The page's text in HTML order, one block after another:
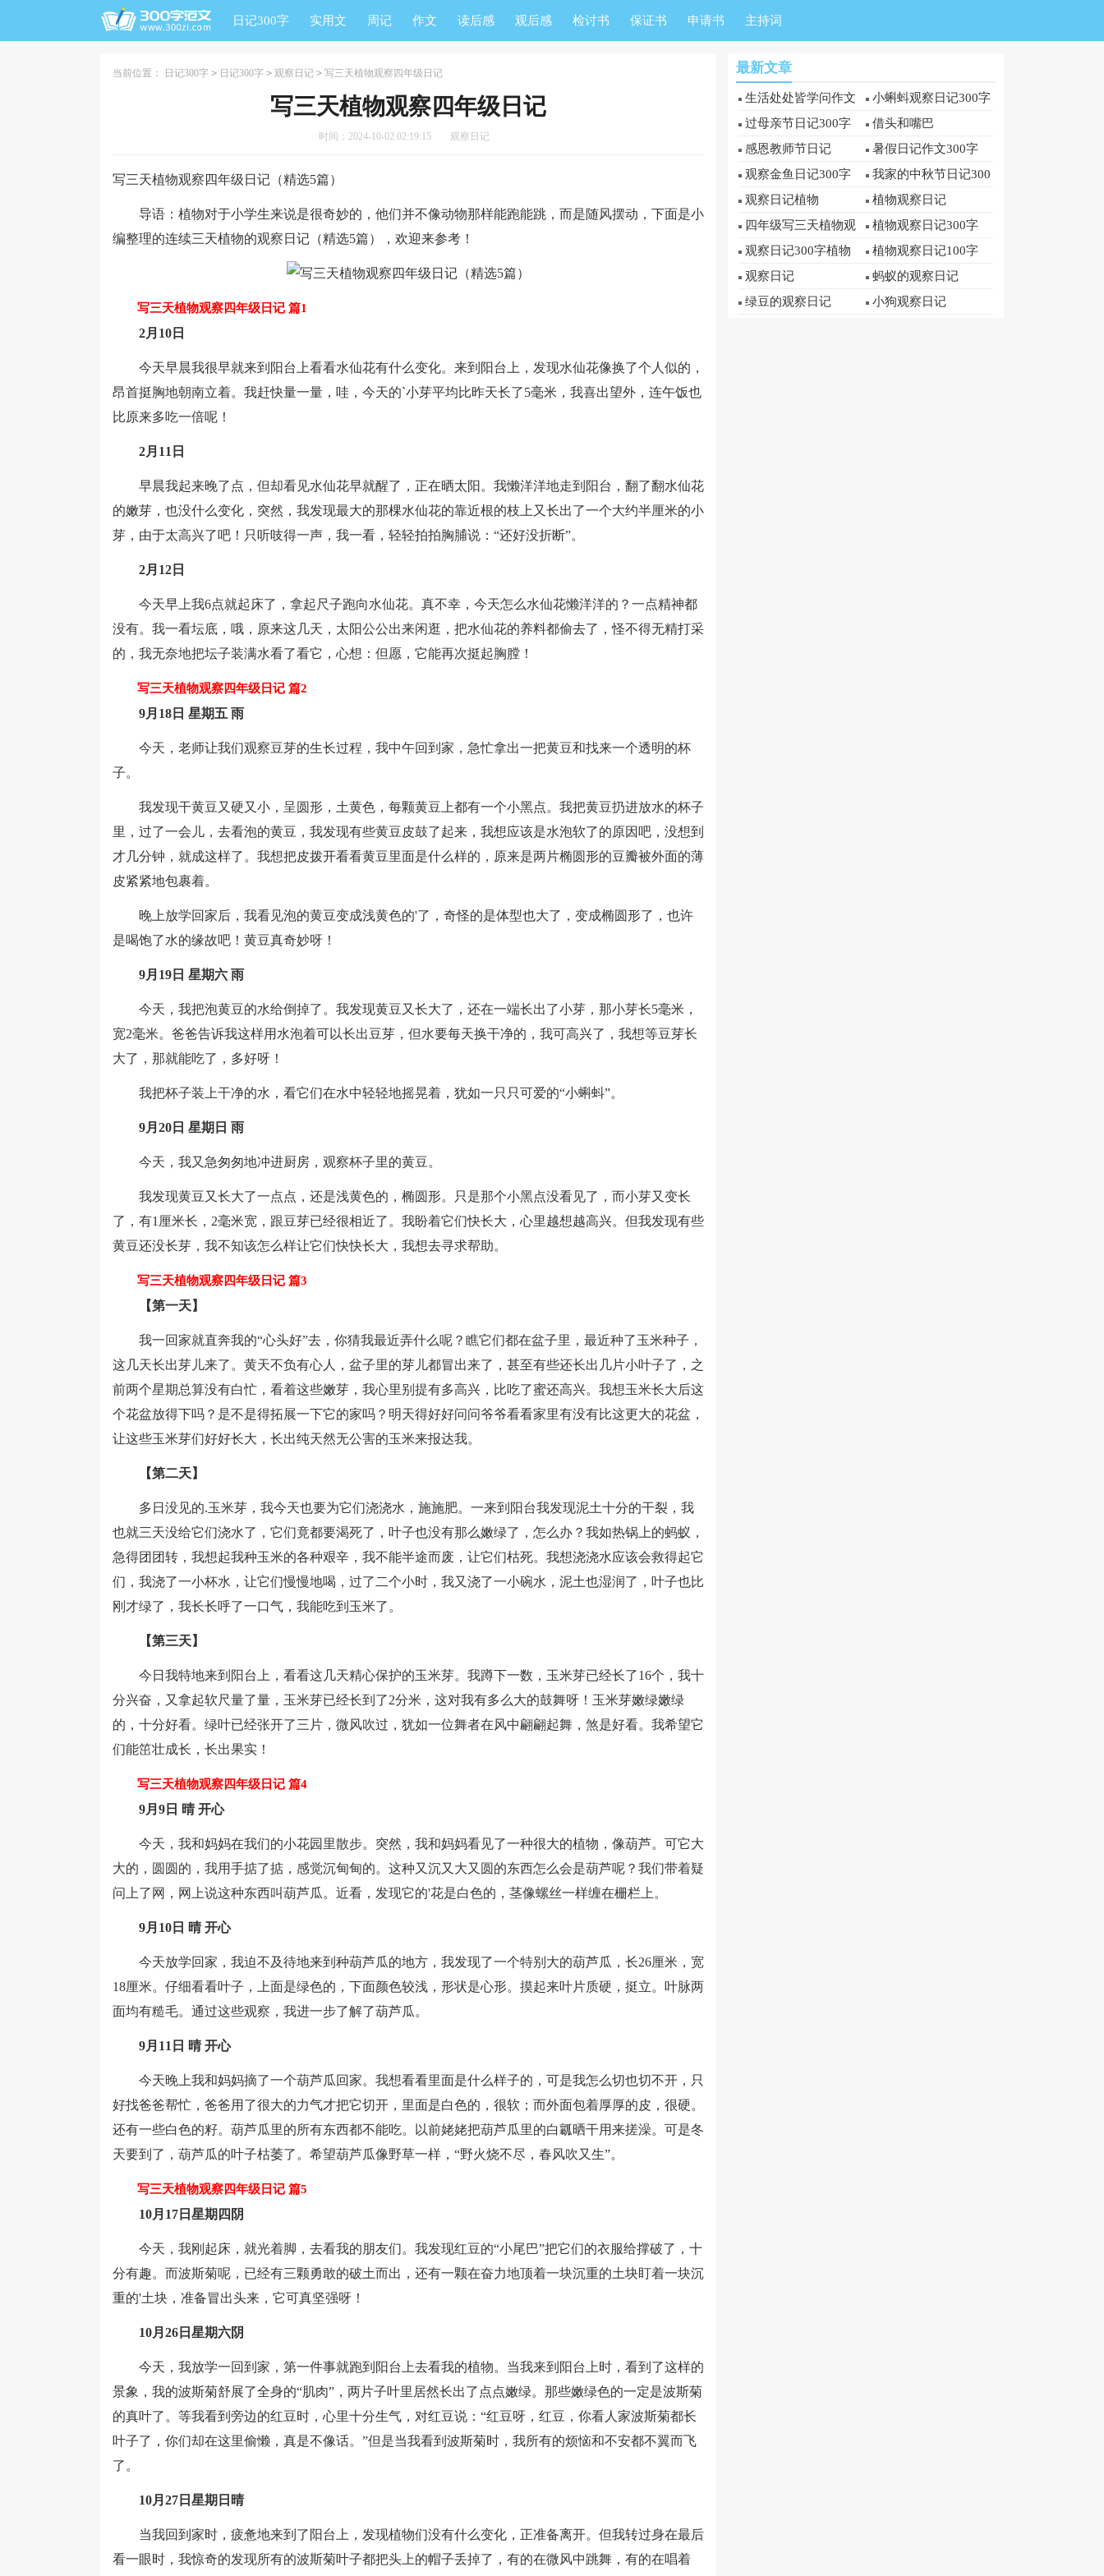
日记300字 实用文 周记 作文 读后感 观后感 检讨书 保证书 申请书 主持词
当前位置： 日记300字 > 日记300字 > 观察日记 > 写三天植物观察四年级日记
写三天植物观察四年级日记
时间：2024-10-02 02:19:15 观察日记
写三天植物观察四年级日记（精选5篇）
导语：植物对于小学生来说是很奇妙的，他们并不像动物那样能跑能跳，而是随风摆动，下面是小
编整理的连续三天植物的观察日记（精选5篇），欢迎来参考！
写三天植物观察四年级日记 篇1
2月10日
今天早晨我很早就来到阳台上看看水仙花有什么变化。来到阳台上，发现水仙花像换了个人似的，
昂首挺胸地朝南立着。我赶快量一量，哇，今天的`小芽平均比昨天长了5毫米，我喜出望外，连午饭也
比原来多吃一倍呢！
2月11日
早晨我起来晚了点，但却看见水仙花早就醒了，正在晒太阳。我懒洋洋地走到阳台，翻了翻水仙花
的嫩芽，也没什么变化，突然，我发现最大的那棵水仙花的靠近根的枝上又长出了一个大约半厘米的小
芽，由于太高兴了吧！只听吱得一声，我一看，轻轻拍拍胸脯说：“还好没折断”。
2月12日
今天早上我6点就起床了，拿起尺子跑向水仙花。真不幸，今天怎么水仙花懒洋洋的？一点精神都
没有。我一看坛底，哦，原来这几天，太阳公公出来闲逛，把水仙花的养料都偷去了，怪不得无精打采
的，我无奈地把坛子装满水看了看它，心想：但愿，它能再次挺起胸膛！
写三天植物观察四年级日记 篇2
9月18日 星期五 雨
今天，老师让我们观察豆芽的生长过程，我中午回到家，急忙拿出一把黄豆和找来一个透明的杯
子。
我发现干黄豆又硬又小，呈圆形，土黄色，每颗黄豆上都有一个小黑点。我把黄豆扔进放水的杯子
里，过了一会儿，去看泡的黄豆，我发现有些黄豆皮鼓了起来，我想应该是水泡软了的原因吧，没想到
才几分钟，就成这样了。我想把皮拨开看看黄豆里面是什么样的，原来是两片椭圆形的豆瓣被外面的薄
皮紧紧地包裹着。
晚上放学回家后，我看见泡的黄豆变成浅黄色的'了，奇怪的是体型也大了，变成椭圆形了，也许
是喝饱了水的缘故吧！黄豆真奇妙呀！
9月19日 星期六 雨
今天，我把泡黄豆的水给倒掉了。我发现黄豆又长大了，还在一端长出了小芽，那小芽长5毫米，
宽2毫米。爸爸告诉我这样用水泡着可以长出豆芽，但水要每天换干净的，我可高兴了，我想等豆芽长
大了，那就能吃了，多好呀！
我把杯子装上干净的水，看它们在水中轻轻地摇晃着，犹如一只只可爱的“小蝌蚪”。
9月20日 星期日 雨
今天，我又急匆匆地冲进厨房，观察杯子里的黄豆。
我发现黄豆又长大了一点点，还是浅黄色的，椭圆形。只是那个小黑点没看见了，而小芽又变长
了，有1厘米长，2毫米宽，跟豆芽已经很相近了。我盼着它们快长大，心里越想越高兴。但我发现有些
黄豆还没长芽，我不知该怎么样让它们快快长大，我想去寻求帮助。
写三天植物观察四年级日记 篇3
【第一天】
我一回家就直奔我的“心头好”去，你猜我最近弄什么呢？瞧它们都在盆子里，最近种了玉米种子，
这几天长出芽儿来了。黄天不负有心人，盆子里的芽儿都冒出来了，甚至有些还长出几片小叶子了，之
前两个星期总算没有白忙，看着这些嫩芽，我心里别提有多高兴，比吃了蜜还高兴。我想玉米长大后这
个花盆放得下吗？是不是得拓展一下它的家吗？明天得好好问问爷爷看看家里有没有比这更大的花盆，
让这些玉米芽们好好长大，长出纯天然无公害的玉米来报达我。
【第二天】
多日没见的.玉米芽，我今天也要为它们浇浇水，施施肥。一来到阳台我发现泥土十分的干裂，我
也就三天没给它们浇水了，它们竟都要渴死了，叶子也没有那么嫩绿了，怎么办？我如热锅上的蚂蚁，
急得团团转，我想起我种玉米的各种艰辛，我不能半途而废，让它们枯死。我想浇浇水应该会救得起它
们，我浇了一小杯水，让它们慢慢地喝，过了二个小时，我又浇了一小碗水，泥土也湿润了，叶子也比
刚才绿了，我长长呼了一口气，我能吃到玉米了。
【第三天】
今日我特地来到阳台上，看看这几天精心保护的玉米芽。我蹲下一数，玉米芽已经长了16个，我十
分兴奋，又拿起软尺量了量，玉米芽已经长到了2分米，这对我有多么大的鼓舞呀！玉米芽嫩绿嫩绿
的，十分好看。绿叶已经张开了三片，微风吹过，犹如一位舞者在风中翩翩起舞，煞是好看。我希望它
们能笜壮成长，长出果实！
写三天植物观察四年级日记 篇4
9月9日 晴 开心
今天，我和妈妈在我们的小花园里散步。突然，我和妈妈看见了一种很大的植物，像葫芦。可它大
大的，圆圆的，我用手掂了掂，感觉沉甸甸的。这种又沉又大又圆的东西怎么会是葫芦呢？我们带着疑
问上了网，网上说这种东西叫葫芦瓜。近看，发现它的'花是白色的，茎像螺丝一样缠在栅栏上。
9月10日 晴 开心
今天放学回家，我迫不及待地来到种葫芦瓜的地方，我发现了一个特别大的葫芦瓜，长26厘米，宽
18厘米。仔细看看叶子，上面是绿色的，下面颜色较浅，形状是心形。摸起来叶片质硬，挺立。叶脉两
面均有糙毛。通过这些观察，我进一步了解了葫芦瓜。
9月11日 晴 开心
今天晚上我和妈妈摘了一个葫芦瓜回家。我想看看里面是什么样子的，可是我怎么切也切不开，只
好找爸爸帮忙，爸爸用了很大的力气才把它切开，里面是白色的，很软；而外面包着厚厚的皮，很硬。
还有一些白色的籽。葫芦瓜里的所有东西都不能吃。以前姥姥把葫芦瓜里的白瓤晒干用来搓澡。可是冬
天要到了，葫芦瓜的叶子枯萎了。希望葫芦瓜像野草一样，“野火烧不尽，春风吹又生”。
写三天植物观察四年级日记 篇5
10月17日星期四阴
今天，我刚起床，就光着脚，去看我的朋友们。我发现红豆的“小尾巴”把它们的衣服给撑破了，十
分有趣。而波斯菊呢，已经有三颗勇敢的破土而出，还有一颗在奋力地顶着一块沉重的土块盯着一块沉
重的'土块，准备冒出头来，它可真坚强呀！
10月26日星期六阴
今天，我放学一回到家，第一件事就跑到阳台上去看我的植物。当我来到阳台上时，看到了这样的
景象，我的波斯菊舒展了全身的“肌肉”，两片子叶里居然长出了点点嫩绿。那些嫩绿色的一定是波斯菊
的真叶了。等我看到旁边的红豆时，心里十分生气，对红豆说：“红豆呀，红豆，你看人家波斯菊都长
叶子了，你们却在这里偷懒，真是不像话。”但是当我看到波斯菊时，我所有的烦恼和不安都不翼而飞
了。
10月27日星期日晴
当我回到家时，疲惫地来到了阳台上，发现植物们没有什么变化，正准备离开。但我转过身在最后
看一眼时，我惊奇的发现所有的波斯菊叶子都把头上的帽子丢掉了，有的在微风中跳舞，有的在唱着
最新文章
生活处处皆学问作文
300字
小蝌蚪观察日记300字
过母亲节日记300字
借头和嘴巴
感恩教师节日记
暑假日记作文300字
观察金鱼日记300字
我家的中秋节日记300
字
观察日记植物
植物观察日记
四年级写三天植物观
察日记
植物观察日记300字
观察日记300字植物
植物观察日记100字
观察日记
蚂蚁的观察日记
绿豆的观察日记
小狗观察日记